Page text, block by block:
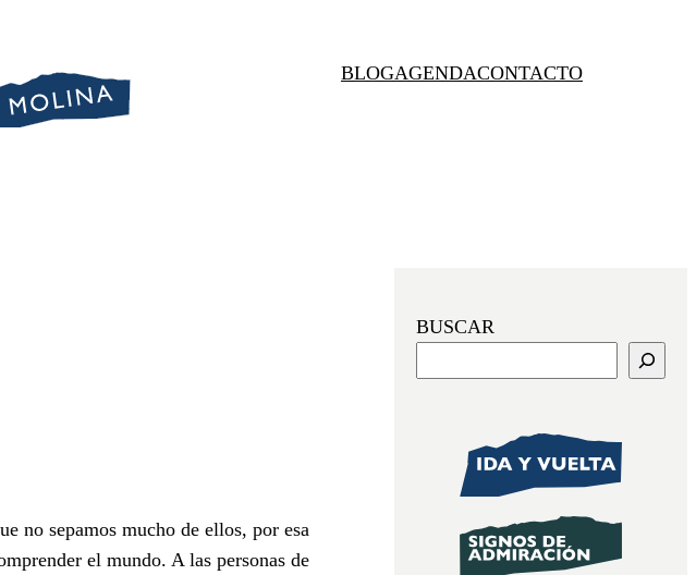
BLOGAGENDACONTACTO
no sepamos mucho de ellos, por esa
el mundo. A las personas de
BUSCAR